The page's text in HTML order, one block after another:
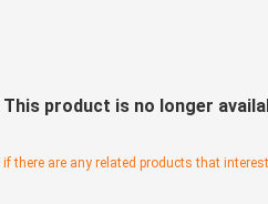
product is no longer
if there are any related products that